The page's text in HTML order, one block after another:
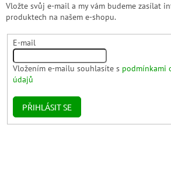
Vložte svůj e-mail a my vám budeme zasílat
produktech na našem e-shopu.
E-mail
Vložením e-mailu souhlasíte s podmínkami
údajů
PŘIHLÁSIT SE